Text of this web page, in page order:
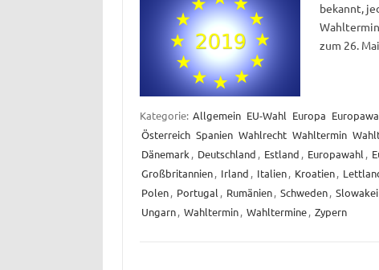
bekannt,
zum 26.
Kategorie: Allgemein EU-Wahl Europa
Österreich Spanien Wahlrecht Wahltermin
Dänemark , Deutschland , Estland , Europawahl ,
Großbritannien, Irland , Italien, Kroatien,
Polen, Portugal , Rumänien, Schweden, Slowakei
Ungarn, Wahltermin, Wahltermine, Zypern